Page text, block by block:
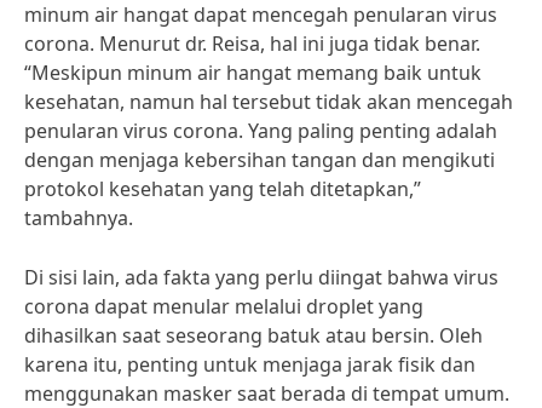
minum air hangat dapat mencegah penularan virus
corona. Menurut dr. Reisa, hal ini juga tidak benar.
“Meskipun minum air hangat memang baik untuk
kesehatan, namun hal tersebut tidak akan mencegah
penularan virus corona. Yang paling penting adalah
dengan menjaga kebersihan tangan dan mengikuti
protokol kesehatan yang telah ditetapkan,”
tambahnya.
Di sisi lain, ada fakta yang perlu diingat bahwa virus
corona dapat menular melalui droplet yang
dihasilkan saat seseorang batuk atau bersin. Oleh
karena itu, penting untuk menjaga jarak fisik dan
menggunakan masker saat berada di tempat umum.